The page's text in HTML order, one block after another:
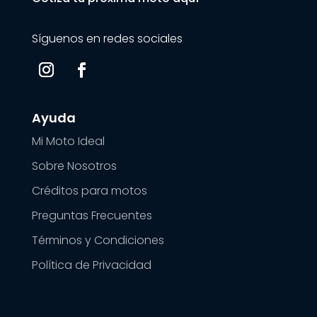
Síguenos en redes sociales
Ayuda
Mi Moto Ideal
Sobre Nosotros
Créditos para motos
Preguntas Frecuentes
Términos y Condiciones
Política de Privacidad